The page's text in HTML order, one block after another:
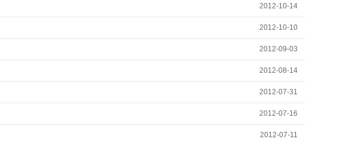
2012-10-14
2012-10-10
2012-09-03
2012-08-14
2012-07-31
2012-07-16
2012-07-11